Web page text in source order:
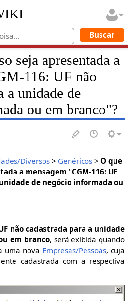
seja apresentada a
116: UF não
a unidade de
ou em branco"?
Diversos> Genéricos> O que
a mensagem "CGM-116: UF
de negócio informada ou
não cadastrada para a unidade
em branco, será exibida quando
uma nova Empresas/Pessoas, cuja
cadastrada com a respectiva